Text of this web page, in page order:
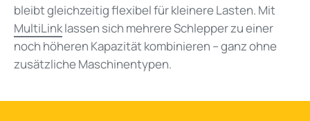
bleibt gleichzeitig flexibel für kleinere Lasten. Mit
MultiLinklassen sich mehrere Schlepper zu einer
noch höheren Kapazität kombinieren – ganz ohne
zusätzliche Maschinentypen.